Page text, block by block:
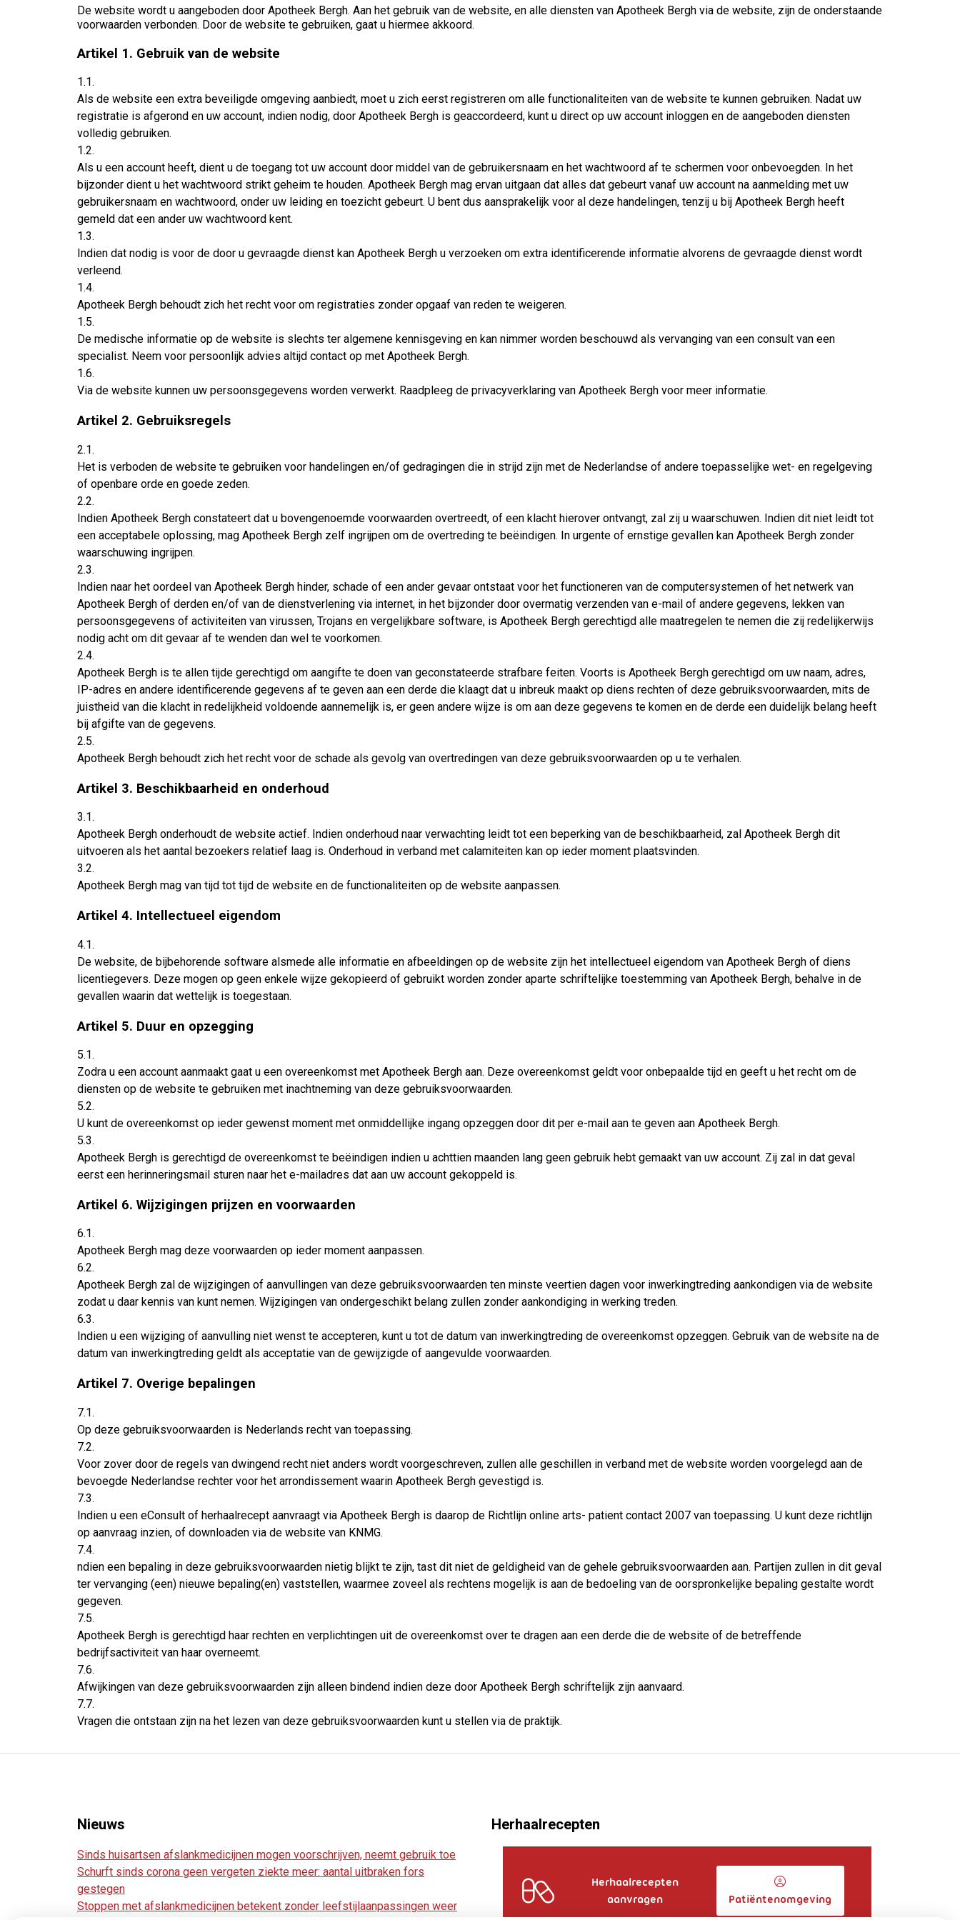
De website wordt u aangeboden door Apotheek Bergh. Aan het gebruik van de website, en alle diensten van Apotheek Bergh via de website, zijn de onderstaande
voorwaarden verbonden. Door de website te gebruiken, gaat u hiermee akkoord.
Artikel 1. Gebruik van de website
1.1.
Als de website een extra beveiligde omgeving aanbiedt, moet u zich eerst registreren om alle functionaliteiten van de website te kunnen gebruiken. Nadat uw
registratie is afgerond en uw account, indien nodig, door Apotheek Bergh is geaccordeerd, kunt u direct op uw account inloggen en de aangeboden diensten
volledig gebruiken.
1.2.
Als u een account heeft, dient u de toegang tot uw account door middel van de gebruikersnaam en het wachtwoord af te schermen voor onbevoegden. In het
bijzonder dient u het wachtwoord strikt geheim te houden. Apotheek Bergh mag ervan uitgaan dat alles dat gebeurt vanaf uw account na aanmelding met uw
gebruikersnaam en wachtwoord, onder uw leiding en toezicht gebeurt. U bent dus aansprakelijk voor al deze handelingen, tenzij u bij Apotheek Bergh heeft
gemeld dat een ander uw wachtwoord kent.
1.3.
Indien dat nodig is voor de door u gevraagde dienst kan Apotheek Bergh u verzoeken om extra identificerende informatie alvorens de gevraagde dienst wordt
verleend.
1.4.
Apotheek Bergh behoudt zich het recht voor om registraties zonder opgaaf van reden te weigeren.
1.5.
De medische informatie op de website is slechts ter algemene kennisgeving en kan nimmer worden beschouwd als vervanging van een consult van een
specialist. Neem voor persoonlijk advies altijd contact op met Apotheek Bergh.
1.6.
Via de website kunnen uw persoonsgegevens worden verwerkt. Raadpleeg de privacyverklaring van Apotheek Bergh voor meer informatie.
Artikel 2. Gebruiksregels
2.1.
Het is verboden de website te gebruiken voor handelingen en/of gedragingen die in strijd zijn met de Nederlandse of andere toepasselijke wet- en regelgeving
of openbare orde en goede zeden.
2.2.
Indien Apotheek Bergh constateert dat u bovengenoemde voorwaarden overtreedt, of een klacht hierover ontvangt, zal zij u waarschuwen. Indien dit niet leidt tot
een acceptabele oplossing, mag Apotheek Bergh zelf ingrijpen om de overtreding te beëindigen. In urgente of ernstige gevallen kan Apotheek Bergh zonder
waarschuwing ingrijpen.
2.3.
Indien naar het oordeel van Apotheek Bergh hinder, schade of een ander gevaar ontstaat voor het functioneren van de computersystemen of het netwerk van
Apotheek Bergh of derden en/of van de dienstverlening via internet, in het bijzonder door overmatig verzenden van e-mail of andere gegevens, lekken van
persoonsgegevens of activiteiten van virussen, Trojans en vergelijkbare software, is Apotheek Bergh gerechtigd alle maatregelen te nemen die zij redelijkerwijs
nodig acht om dit gevaar af te wenden dan wel te voorkomen.
2.4.
Apotheek Bergh is te allen tijde gerechtigd om aangifte te doen van geconstateerde strafbare feiten. Voorts is Apotheek Bergh gerechtigd om uw naam, adres,
IP-adres en andere identificerende gegevens af te geven aan een derde die klaagt dat u inbreuk maakt op diens rechten of deze gebruiksvoorwaarden, mits de
juistheid van die klacht in redelijkheid voldoende aannemelijk is, er geen andere wijze is om aan deze gegevens te komen en de derde een duidelijk belang heeft
bij afgifte van de gegevens.
2.5.
Apotheek Bergh behoudt zich het recht voor de schade als gevolg van overtredingen van deze gebruiksvoorwaarden op u te verhalen.
Artikel 3. Beschikbaarheid en onderhoud
3.1.
Apotheek Bergh onderhoudt de website actief. Indien onderhoud naar verwachting leidt tot een beperking van de beschikbaarheid, zal Apotheek Bergh dit
uitvoeren als het aantal bezoekers relatief laag is. Onderhoud in verband met calamiteiten kan op ieder moment plaatsvinden.
3.2.
Apotheek Bergh mag van tijd tot tijd de website en de functionaliteiten op de website aanpassen.
Artikel 4. Intellectueel eigendom
4.1.
De website, de bijbehorende software alsmede alle informatie en afbeeldingen op de website zijn het intellectueel eigendom van Apotheek Bergh of diens
licentiegevers. Deze mogen op geen enkele wijze gekopieerd of gebruikt worden zonder aparte schriftelijke toestemming van Apotheek Bergh, behalve in de
gevallen waarin dat wettelijk is toegestaan.
Artikel 5. Duur en opzegging
5.1.
Zodra u een account aanmaakt gaat u een overeenkomst met Apotheek Bergh aan. Deze overeenkomst geldt voor onbepaalde tijd en geeft u het recht om de
diensten op de website te gebruiken met inachtneming van deze gebruiksvoorwaarden.
5.2.
U kunt de overeenkomst op ieder gewenst moment met onmiddellijke ingang opzeggen door dit per e-mail aan te geven aan Apotheek Bergh.
5.3.
Apotheek Bergh is gerechtigd de overeenkomst te beëindigen indien u achttien maanden lang geen gebruik hebt gemaakt van uw account. Zij zal in dat geval
eerst een herinneringsmail sturen naar het e-mailadres dat aan uw account gekoppeld is.
Artikel 6. Wijzigingen prijzen en voorwaarden
6.1.
Apotheek Bergh mag deze voorwaarden op ieder moment aanpassen.
6.2.
Apotheek Bergh zal de wijzigingen of aanvullingen van deze gebruiksvoorwaarden ten minste veertien dagen voor inwerkingtreding aankondigen via de website
zodat u daar kennis van kunt nemen. Wijzigingen van ondergeschikt belang zullen zonder aankondiging in werking treden.
6.3.
Indien u een wijziging of aanvulling niet wenst te accepteren, kunt u tot de datum van inwerkingtreding de overeenkomst opzeggen. Gebruik van de website na de
datum van inwerkingtreding geldt als acceptatie van de gewijzigde of aangevulde voorwaarden.
Artikel 7. Overige bepalingen
7.1.
Op deze gebruiksvoorwaarden is Nederlands recht van toepassing.
7.2.
Voor zover door de regels van dwingend recht niet anders wordt voorgeschreven, zullen alle geschillen in verband met de website worden voorgelegd aan de
bevoegde Nederlandse rechter voor het arrondissement waarin Apotheek Bergh gevestigd is.
7.3.
Indien u een eConsult of herhaalrecept aanvraagt via Apotheek Bergh is daarop de Richtlijn online arts- patient contact 2007 van toepassing. U kunt deze richtlijn
op aanvraag inzien, of downloaden via de website van KNMG.
7.4.
ndien een bepaling in deze gebruiksvoorwaarden nietig blijkt te zijn, tast dit niet de geldigheid van de gehele gebruiksvoorwaarden aan. Partijen zullen in dit geval
ter vervanging (een) nieuwe bepaling(en) vaststellen, waarmee zoveel als rechtens mogelijk is aan de bedoeling van de oorspronkelijke bepaling gestalte wordt
gegeven.
7.5.
Apotheek Bergh is gerechtigd haar rechten en verplichtingen uit de overeenkomst over te dragen aan een derde die de website of de betreffende
bedrijfsactiviteit van haar overneemt.
7.6.
Afwijkingen van deze gebruiksvoorwaarden zijn alleen bindend indien deze door Apotheek Bergh schriftelijk zijn aanvaard.
7.7.
Vragen die ontstaan zijn na het lezen van deze gebruiksvoorwaarden kunt u stellen via de praktijk.
Nieuws
Sinds huisartsen afslankmedicijnen mogen voorschrijven, neemt gebruik toe
Schurft sinds corona geen vergeten ziekte meer: aantal uitbraken fors
gestegen
Stoppen met afslankmedicijnen betekent zonder leefstijlaanpassingen weer
Herhaalrecepten
Herhaalrecepten
aanvragen
Patiëntenomgeving